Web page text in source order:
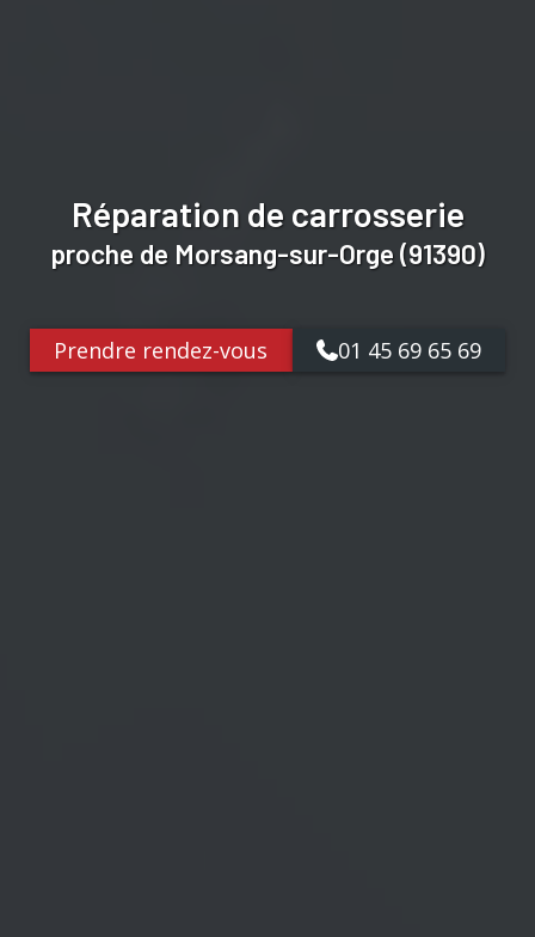
Réparation de carrosserie
proche de Morsang-sur-Orge (91390)
Prendre rendez-vous 01 45 69 65 69